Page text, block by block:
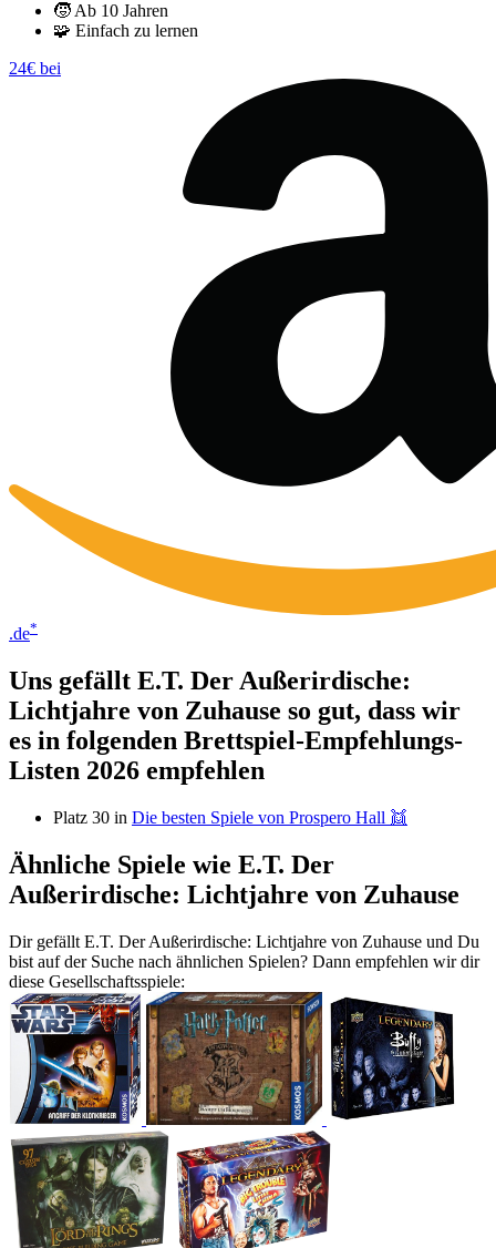
🧒 Ab 10 Jahren
🧩 Einfach zu lernen
24€ bei
.de*
Uns gefällt E.T. Der Außerirdische:
Lichtjahre von Zuhause so gut, dass wir
es in folgenden Brettspiel-Empfehlungs-
Listen 2026 empfehlen
Platz 30 in Die besten Spiele von Prospero Hall 👯
Ähnliche Spiele wie E.T. Der
Außerirdische: Lichtjahre von Zuhause
Dir gefällt E.T. Der Außerirdische: Lichtjahre von Zuhause und Du
bist auf der Suche nach ähnlichen Spielen? Dann empfehlen wir dir
diese Gesellschaftsspiele: